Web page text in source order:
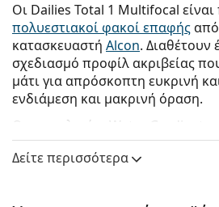
Οι Dailies Total 1 Multifocal
πολυεστιακοί φακοί επαφής
κατασκευαστή Alcon. Διαθέτουν
σχεδιασμό προφίλ ακριβείας
μάτι για απρόσκοπτη ευκρινή
ενδιάμεση και μακρινή όραση.
Οι τεχνολογίες Water Gradient
προάγουν τη μακροχρόνια
Αγκαλιάστε την άνεση και την
Δείτε περισσότερα